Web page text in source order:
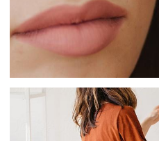
СТИЛИСТ
ОСТАВИТЬ ЗАЯВКУ